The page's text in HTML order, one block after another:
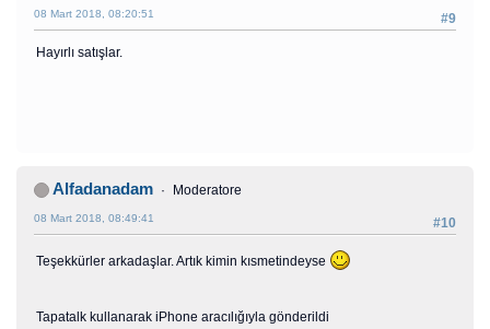
#9
08 Mart 2018, 08:20:51
Hayırlı satışlar.
Alfadanadam Moderatore
#10
08 Mart 2018, 08:49:41
Teşekkürler arkadaşlar. Artık kimin kısmetindeyse
Tapatalk kullanarak iPhone aracılığıyla gönderildi